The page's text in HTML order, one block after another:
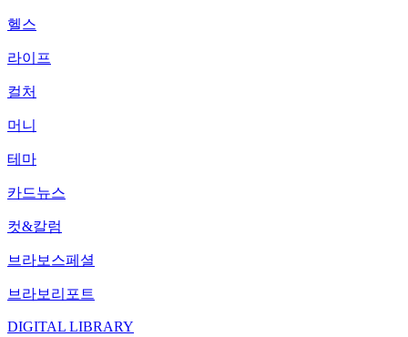
헬스
라이프
컬처
머니
테마
카드뉴스
컷&칼럼
브라보스페셜
브라보리포트
DIGITAL LIBRARY